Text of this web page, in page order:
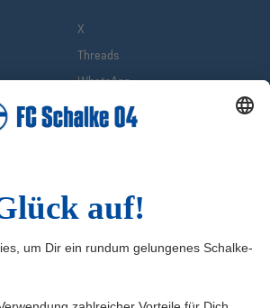
Tickets
X
Threads
WhatsApp
Sina Weibo